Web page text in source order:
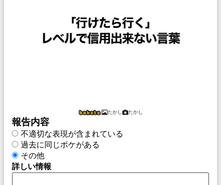
たかし たかし
報告内容
不適切な表現が含まれている
過去に同じボケがある
その他
詳しい情報